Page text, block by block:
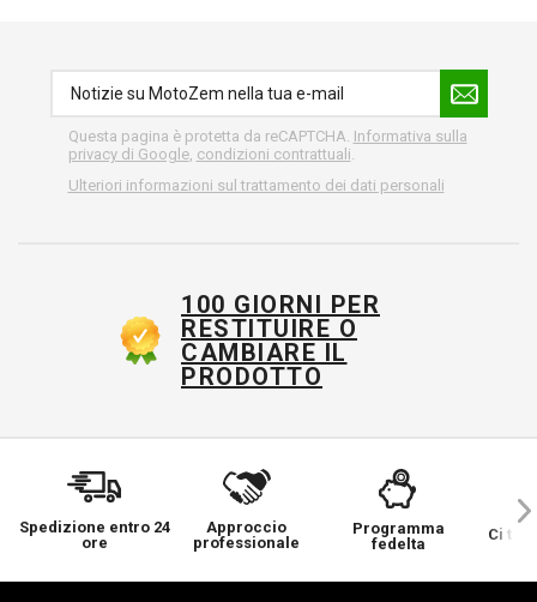
Questa pagina è protetta da reCAPTCHA. Informativa sulla
privacy di Google, condizioni contrattuali.
Ulteriori informazioni sul trattamento dei dati personali
100 GIORNI PER
RESTITUIRE O
CAMBIARE IL
PRODOTTO
Spedizione entro 24
ore
Approccio
professionale
Programma
fedelta
Ci